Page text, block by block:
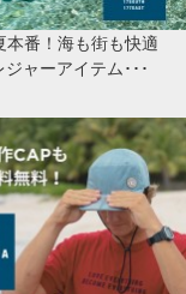
本番！海も街も快適
ャーアイテム･･･